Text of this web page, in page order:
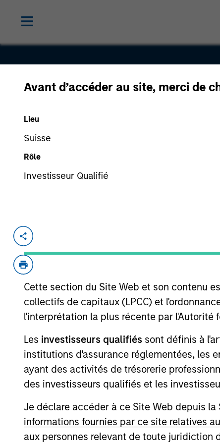
Avant d’accéder au site, merci de
Lieu
Suisse
Rôle
Investisseur Qualifié
Cette section du Site Web et son contenu
collectifs de capitaux (LPCC) et
l'interprétation la plus récente par l'Autorité
Les investisseurs qualifiés sont définis à
institutions d'assurance réglementées, les
ayant des activités de trésorerie
des investisseurs qualifiés et les
Je déclare accéder à ce Site Web depuis la
informations fournies par ce site relatives
aux personnes relevant de toute juridiction
Apr 2018
Strategic Purchase
Founded in 2010 and headquartered
premium all-in-one multi-vitamins in
View Site
Morgan